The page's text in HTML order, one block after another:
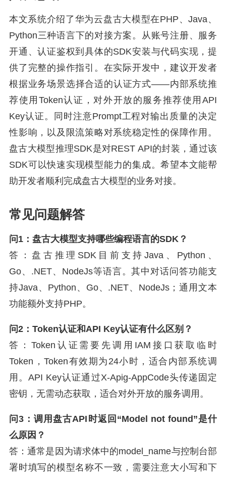
本文系统介绍了华为云盘古大模型在PHP、Java、
Python三种语言下的对接方案。从账号注册、服务
开通、认证鉴权到具体的SDK安装与代码实现，提
供了完整的操作指引。在实际开发中，建议开发者
根据业务场景选择合适的认证方式——内部系统推
荐使用Token认证，对外开放的服务推荐使用API
Key认证。同时注意Prompt工程对输出质量的决定
性影响，以及限流策略对系统稳定性的保障作用。
盘古大模型推理SDK是对REST API的封装，通过该
SDK可以快速实现模型能力的集成。希望本文能帮
助开发者顺利完成盘古大模型的业务对接。
常见问题解答
问1：盘古大模型支持哪些编程语言的SDK？
答：盘古推理SDK目前支持Java、Python、
Go、.NET、NodeJs等语言。其中对话问答功能支
持Java、Python、Go、.NET、NodeJs；通用文本
功能额外支持PHP。
问2：Token认证和API Key认证有什么区别？
答：Token认证需要先调用IAM接口获取临时
Token，Token有效期为24小时，适合内部系统调
用。API Key认证通过X-Apig-AppCode头传递固定
密钥，无需动态获取，适合对外开放的服务调用。
问3：调用盘古API时返回“Model not found”是什
么原因？
答：通常是因为请求体中的model_name与控制台部
署时填写的模型名称不一致，需要注意大小写和下